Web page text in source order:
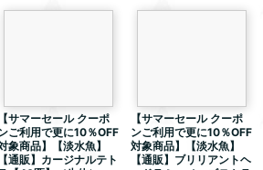
【サマーセール クーポ
ご利用で更に10％OFF
象商品】【淡水魚】
【通販】カージナルテト
【サマーセール クーポ
ンご利用で更に10％OFF
対象商品】【淡水魚】
【通販】ブリリアントヘ